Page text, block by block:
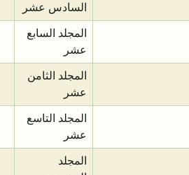
السادس عشر
المجلد السابع
عشر
المجلد الثامن
عشر
المجلد التاسع
عشر
المجلد